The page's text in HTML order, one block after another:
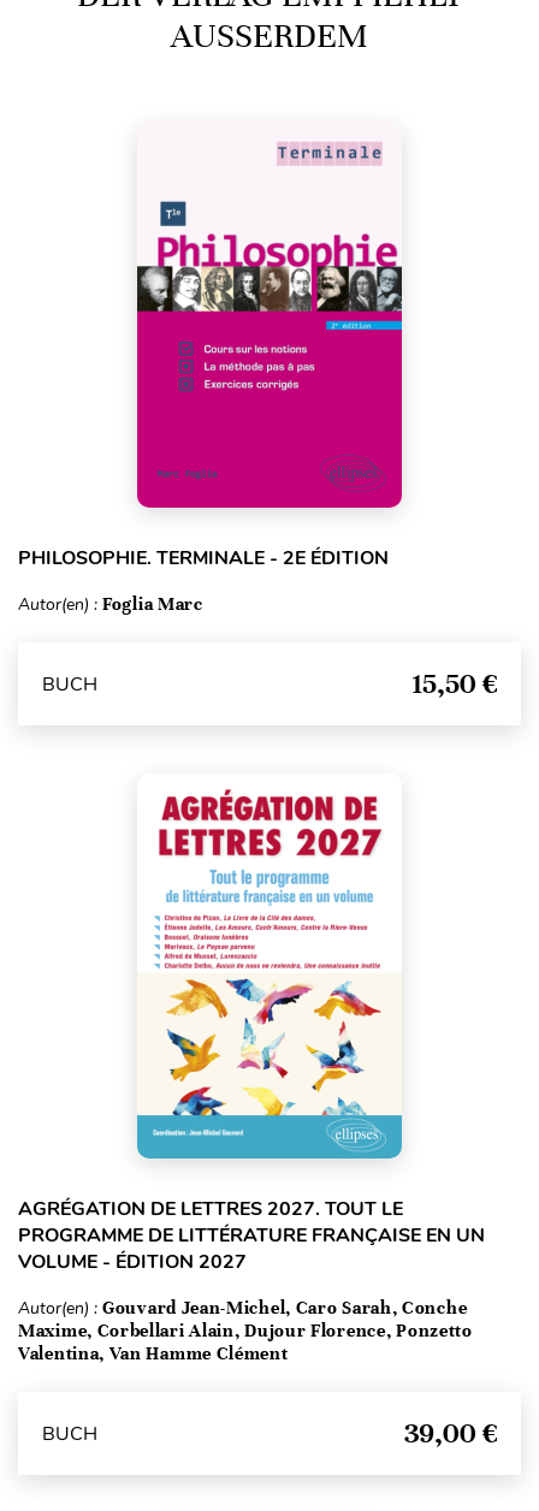
AUSSERDEM
PHILOSOPHIE. TERMINALE - 2E ÉDITION
Autor(en) : Foglia Marc
BUCH 15,50 €
AGRÉGATION DE LETTRES 2027. TOUT LE
PROGRAMME DE LITTÉRATURE FRANÇAISE EN UN
VOLUME - ÉDITION 2027
Autor(en) : Gouvard Jean-Michel, Caro Sarah, Conche
Maxime, Corbellari Alain, Dujour Florence, Ponzetto
Valentina, Van Hamme Clément
BUCH 39,00 €